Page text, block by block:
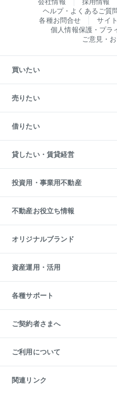
ヘルプ・よくあるご質
各種お問合せ
サイ
個人情報保護・プラ
ご意見・
買いたい
新築・分譲マンションの購入
中古マンションの購入
一戸建ての購入
中古一戸建ての購入
不動産購入の流れ
注目キーワード物件特集
購入ガイド
English 繁体中文簡体中文
売りたい
一戸建ての売却・査定
土地の売却・査定
スピードAI査定
不動産査定について
不動産売却の流れ
不動産買換えの流れ
売却ガイド
借りたい
オフィス・店舗の賃貸
借りるときの流れ
借りるガイド
貸したい・賃貸経営
マンション賃料データ
賃貸管理プラン
リロケーションについて
貸すガイド
投資用・事業用不動産
事業用不動産
マンション投資
投資用マンション
アパート経営
収益物件
ビル購入（ビル一棟）
投資用不動産の売却査定
事業用不動産の売却査定
不動産お役立ち情報
マンションライブラリー
人気マンションランキング
暮らしに役立つ不動産メディア
不動産相場・不動産価格情報
不動産コラム・ニュース
不動産用語集
不動産なんでもネット相談室
住まいの税金
オリジナルブランド
一棟リノベーションマンション
L`GENTE（ルジェンテ）
区分リノベーションマンション
投資用一棟レジデンスWELL
不動産小口投資
LEGACIA（レガシア）
資産運用・活用
不動産M&A
アセットマネジメント・出資
各種サポート
相続サポート
リフォームサポート
ご契約者さまへ
ご紹介・再契約特典
入居者様専用-各種ご案内（賃貸）
東急こすもす会「こすもすWeb」
ご利用について
金融商品取引について
東急リバブル ソーシャルメディアポリ
関連リンク